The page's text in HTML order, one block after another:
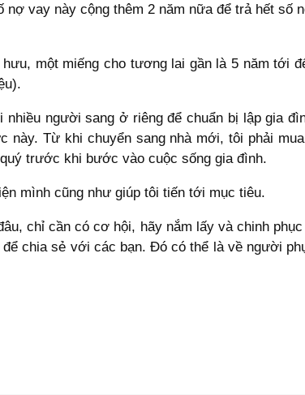
vay này cộng thêm 2 năm nữa để trả hết số
một miếng cho tương lai gần là 5 năm tới
người sang ở riêng để chuẩn bị lập gia
Từ khi chuyển sang nhà mới, tôi phải
trước khi bước vào cuộc sống gia đình.
mình cũng như giúp tôi tiến tới mục tiêu.
chỉ cần có cơ hội, hãy nắm lấy và chinh
chia sẻ với các bạn. Đó có thể là về người